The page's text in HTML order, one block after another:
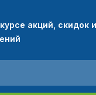
акций, скидок